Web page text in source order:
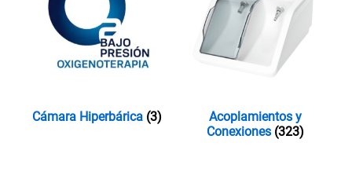
Cámara Hiperbárica (3)
Acoplamientos y
Conexiones (323)